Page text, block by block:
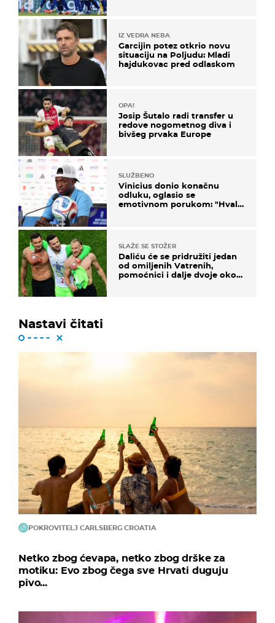
IZ VEDRA NEBA
Garcijin potez otkrio novu
situaciju na Poljudu: Mladi
hajdukovac pred odlaskom
OPA!
Josip Šutalo radi transfer u
redove nogometnog diva i
bivšeg prvaka Europe
SLUŽBENO
Vinicius donio konačnu
odluku, oglasio se
emotivnom porukom: "Hvala
SLAŽE SE STOŽER
Daliću će se pridružiti jedan
od omiljenih Vatrenih,
pomoćnici i dalje dvoje oko
Nastavi čitati
POKROVITELJ CARLSBERG CROATIA
Netko zbog ćevapa, netko zbog drške za
motiku: Evo zbog čega sve Hrvati duguju
pivo...